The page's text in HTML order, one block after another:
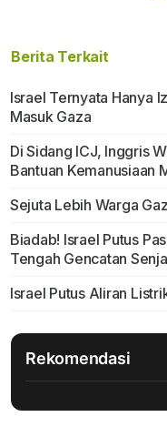
Berita Terkait
Israel Ternyata Hanya
Masuk Gaza
Di Sidang ICJ, Inggris
Bantuan Kemanusiaan
Sejuta Lebih Warga
Biadab! Israel Putus
Tengah Gencatan
Israel Putus Aliran
Rekomendasi